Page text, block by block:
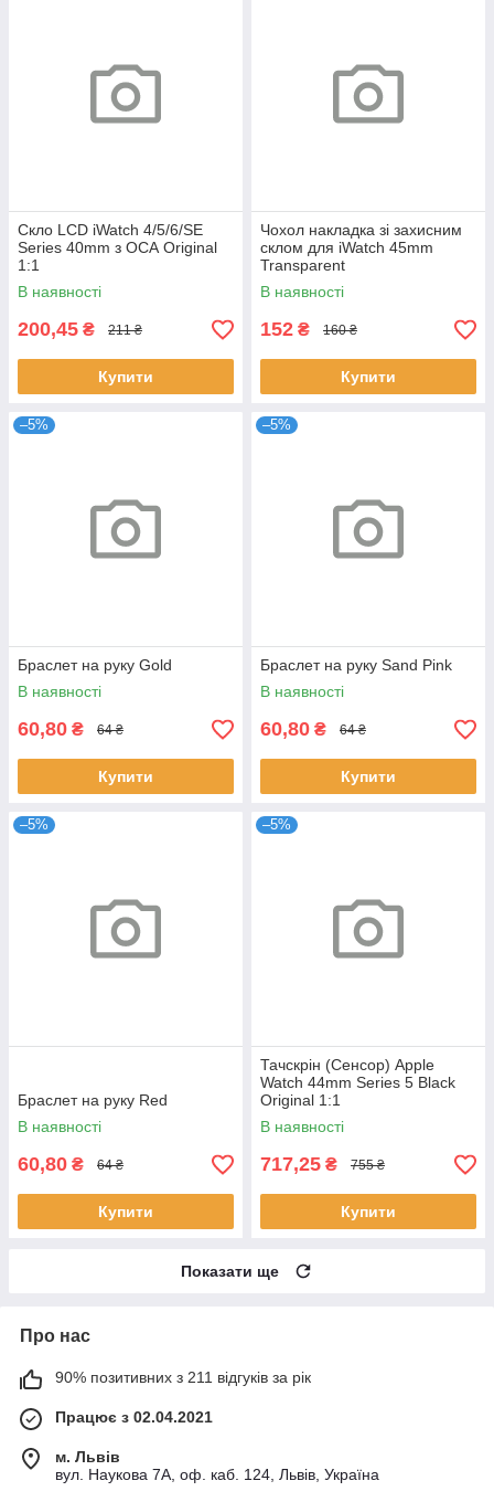
Скло LCD iWatch 4/5/6/SE
Series 40mm з ОСА Original
1:1
В наявності
200,45 ₴ 211 ₴
Купити
Чохол накладка зі захисним
склом для iWatch 45mm
Transparent
В наявності
152 ₴ 160 ₴
Купити
–5%
Браслет на руку Gold
В наявності
60,80 ₴ 64 ₴
Купити
–5%
Браслет на руку Sand Pink
В наявності
60,80 ₴ 64 ₴
Купити
–5%
Браслет на руку Red
В наявності
60,80 ₴ 64 ₴
Купити
–5%
Тачскрін (Сенсор) Apple
Watch 44mm Series 5 Black
Original 1:1
В наявності
717,25 ₴ 755 ₴
Купити
Показати ще
Про нас
90% позитивних з 211 відгуків за рік
Працює з 02.04.2021
м. Львів
вул. Наукова 7А, оф. каб. 124, Львів, Україна